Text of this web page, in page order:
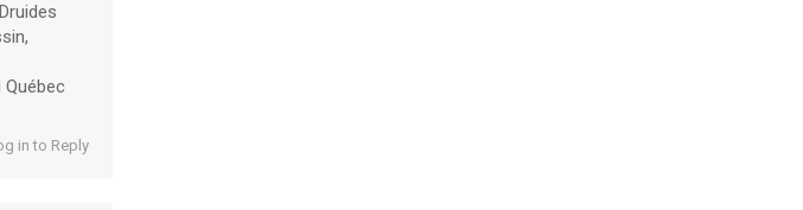
in to Reply